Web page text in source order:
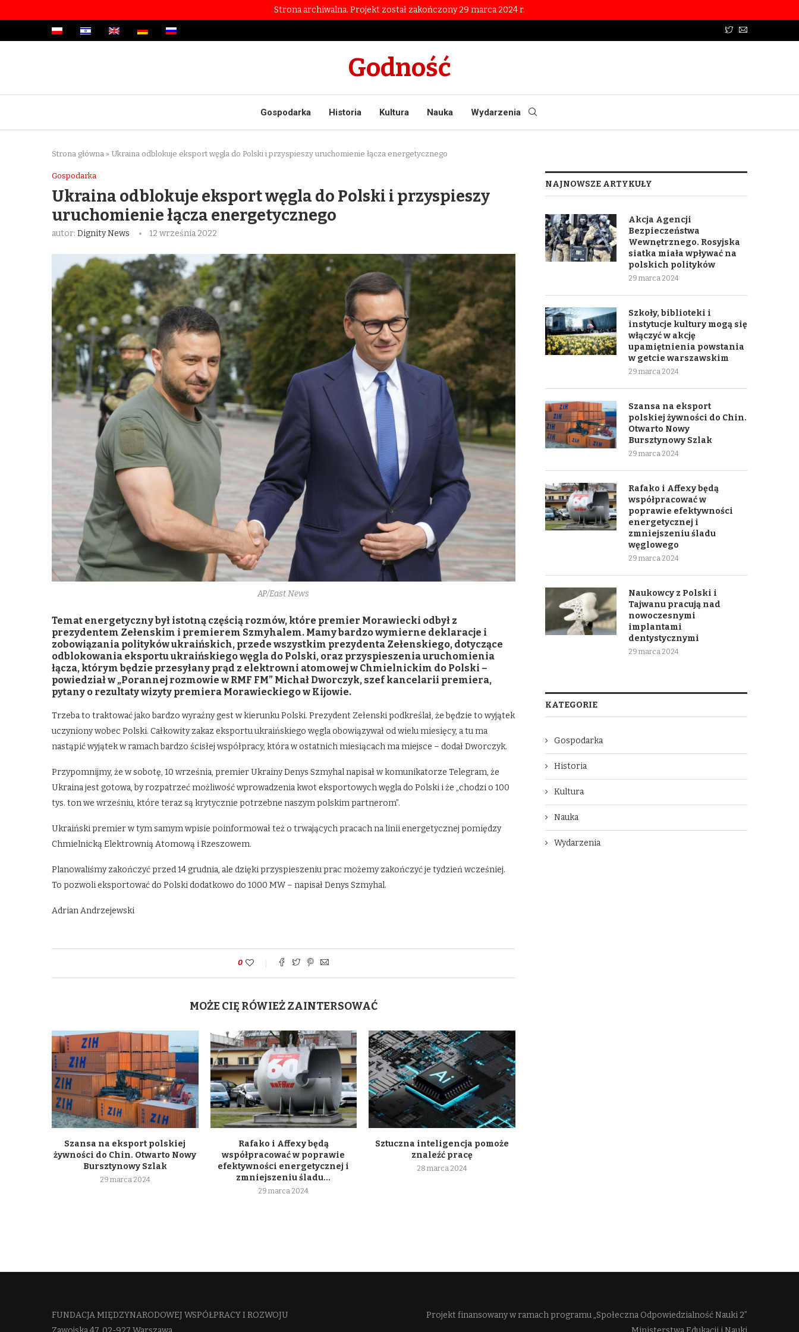
Strona archiwalna. Projekt został zakończony 29 marca 2024 r.
Godność
Gospodarka Historia Kultura Nauka Wydarzenia
Strona główna » Ukraina odblokuje eksport węgla do Polski i przyspieszy uruchomienie łącza energetycznego
Gospodarka
Ukraina odblokuje eksport węgla do Polski i przyspieszy
uruchomienie łącza energetycznego
autor: Dignity News 12 września 2022
AP/East News
Temat energetyczny był istotną częścią rozmów, które premier Morawiecki odbył z
prezydentem Zełenskim i premierem Szmyhalem. Mamy bardzo wymierne deklaracje i
zobowiązania polityków ukraińskich, przede wszystkim prezydenta Zełenskiego, dotyczące
odblokowania eksportu ukraińskiego węgla do Polski, oraz przyspieszenia uruchomienia
łącza, którym będzie przesyłany prąd z elektrowni atomowej w Chmielnickim do Polski –
powiedział w „Porannej rozmowie w RMF FM” Michał Dworczyk, szef kancelarii premiera,
pytany o rezultaty wizyty premiera Morawieckiego w Kijowie.
Trzeba to traktować jako bardzo wyraźny gest w kierunku Polski. Prezydent Zełenski podkreślał, że będzie to wyjątek
uczyniony wobec Polski. Całkowity zakaz eksportu ukraińskiego węgla obowiązywał od wielu miesięcy, a tu ma
nastąpić wyjątek w ramach bardzo ścisłej współpracy, która w ostatnich miesiącach ma miejsce – dodał Dworczyk.
Przypomnijmy, że w sobotę, 10 września, premier Ukrainy Denys Szmyhal napisał w komunikatorze Telegram, że
Ukraina jest gotowa, by rozpatrzeć możliwość wprowadzenia kwot eksportowych węgla do Polski i że „chodzi o 100
tys. ton we wrześniu, które teraz są krytycznie potrzebne naszym polskim partnerom”.
Ukraiński premier w tym samym wpisie poinformował też o trwających pracach na linii energetycznej pomiędzy
Chmielnicką Elektrownią Atomową i Rzeszowem.
Planowaliśmy zakończyć przed 14 grudnia, ale dzięki przyspieszeniu prac możemy zakończyć je tydzień wcześniej.
To pozwoli eksportować do Polski dodatkowo do 1000 MW – napisał Denys Szmyhal.
Adrian Andrzejewski
0
MOŻE CIĘ RÓWIEŻ ZAINTERSOWAĆ
Szansa na eksport polskiej
żywności do Chin. Otwarto Nowy
Bursztynowy Szlak
29 marca 2024
Rafako i Affexy będą
współpracować w poprawie
efektywności energetycznej i
zmniejszeniu śladu...
29 marca 2024
Sztuczna inteligencja pomoże
znaleźć pracę
28 marca 2024
NAJNOWSZE ARTYKUŁY
Akcja Agencji
Bezpieczeństwa
Wewnętrznego. Rosyjska
siatka miała wpływać na
polskich polityków
29 marca 2024
Szkoły, biblioteki i
instytucje kultury mogą się
włączyć w akcję
upamiętnienia powstania
w getcie warszawskim
29 marca 2024
Szansa na eksport
polskiej żywności do Chin.
Otwarto Nowy
Bursztynowy Szlak
29 marca 2024
Rafako i Affexy będą
współpracować w
poprawie efektywności
energetycznej i
zmniejszeniu śladu
węglowego
29 marca 2024
Naukowcy z Polski i
Tajwanu pracują nad
nowoczesnymi
implantami
dentystycznymi
29 marca 2024
KATEGORIE
Gospodarka
Historia
Kultura
Nauka
Wydarzenia
FUNDACJA MIĘDZYNARODOWEJ WSPÓŁPRACY I ROZWOJU​
Projekt finansowany w ramach programu „Społeczna Odpowiedzialność Nauki 2”